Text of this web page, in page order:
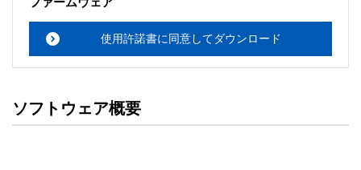
使用許諾書に同意してダウンロード
ソフトウェア概要